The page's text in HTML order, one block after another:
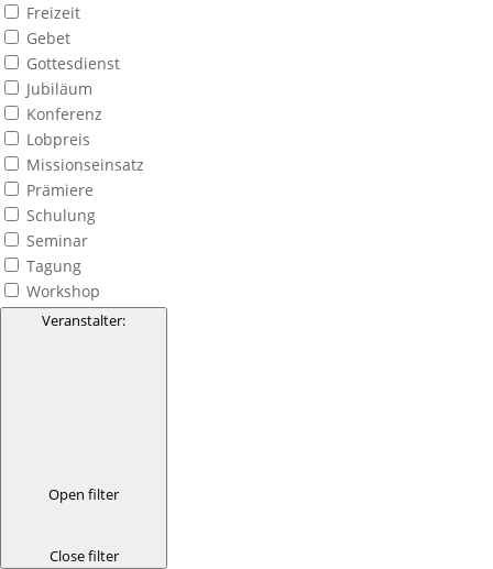
Freizeit
Gebet
Gottesdienst
Jubiläum
Konferenz
Lobpreis
Missionseinsatz
Prämiere
Schulung
Seminar
Tagung
Workshop
Veranstalter:
Open filter
Close filter